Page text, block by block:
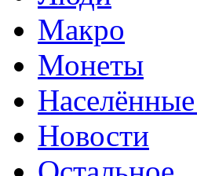
Макро
Монеты
Новости